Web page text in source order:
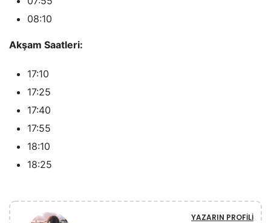
08:10
Akşam Saatleri:
17:10
17:25
17:40
17:55
18:10
18:25
YAZARIN PROFILI